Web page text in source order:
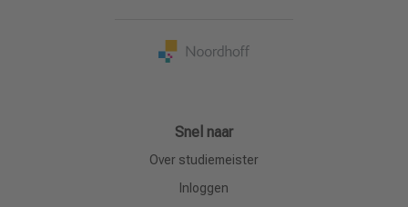
Snel naar
Over studiemeister
Inloggen